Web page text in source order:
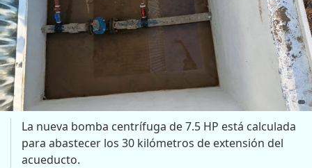
La nueva bomba centrífuga de 7.5 HP está calculada
para abastecer los 30 kilómetros de extensión del
acueducto.